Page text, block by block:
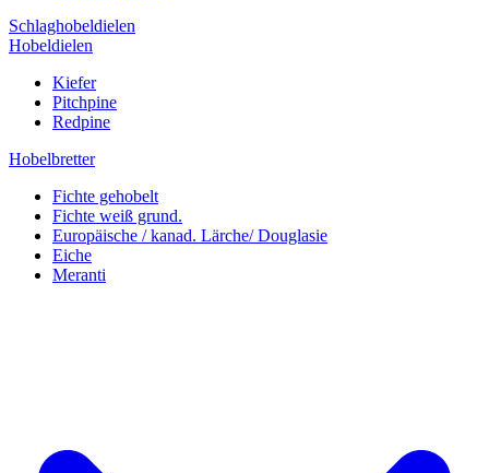
Schlaghobeldielen
Hobeldielen
Kiefer
Pitchpine
Redpine
Hobelbretter
Fichte gehobelt
Fichte weiß grund.
Europäische / kanad. Lärche/ Douglasie
Eiche
Meranti